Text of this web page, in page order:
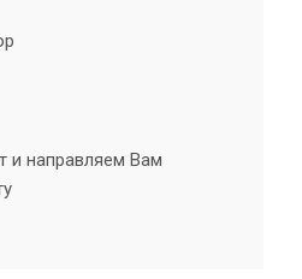
и направляем Вам